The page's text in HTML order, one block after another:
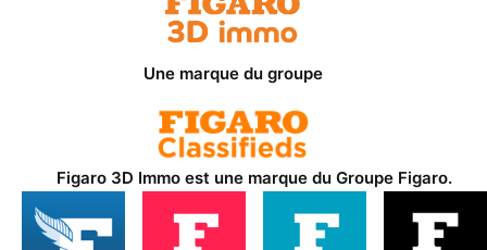
Une marque du groupe
Figaro 3D Immo est une marque du Groupe Figaro.